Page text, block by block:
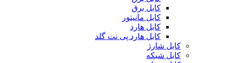
کابل برق
کابل مانیتور
کابل هارد
کابل هارد پی نت گلد
کابل شارژ
کابل شبکه